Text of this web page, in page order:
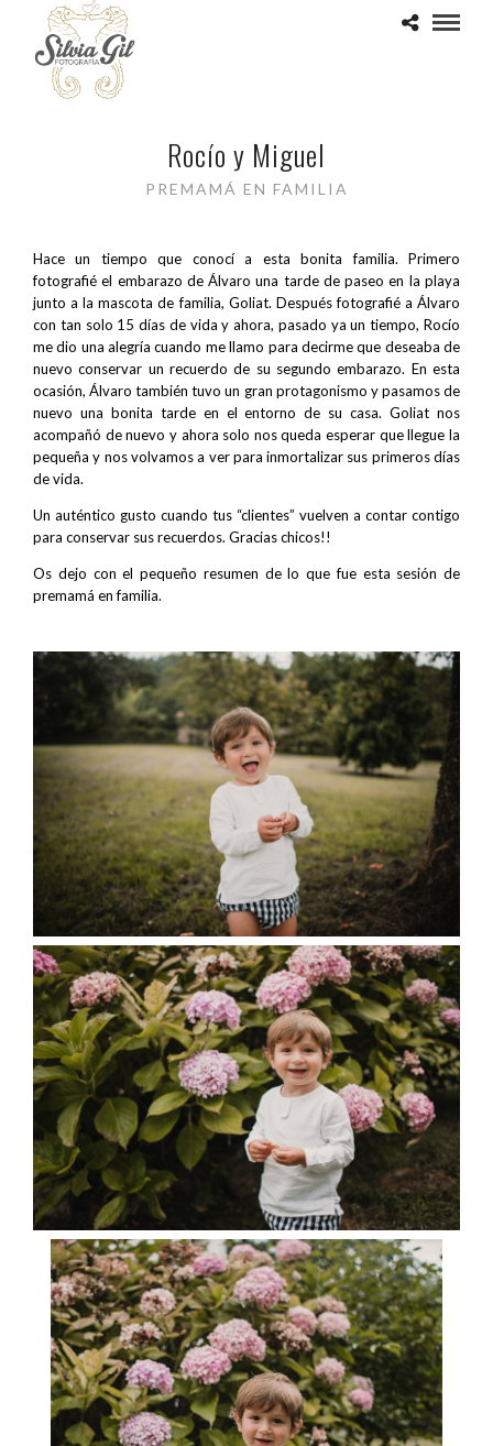
Rocío y Miguel
PREMAMÁ EN FAMILIA
Hace un tiempo que conocí a esta bonita familia. Primero
fotografié el embarazo de Álvaro una tarde de paseo en la playa
junto a la mascota de familia, Goliat. Después fotografié a Álvaro
con tan solo 15 días de vida y ahora, pasado ya un tiempo, Rocío
me dio una alegría cuando me llamo para decirme que deseaba de
nuevo conservar un recuerdo de su segundo embarazo. En esta
ocasión, Álvaro también tuvo un gran protagonismo y pasamos de
nuevo una bonita tarde en el entorno de su casa. Goliat nos
acompañó de nuevo y ahora solo nos queda esperar que llegue la
pequeña y nos volvamos a ver para inmortalizar sus primeros días
de vida.
Un auténtico gusto cuando tus “clientes” vuelven a contar contigo
para conservar sus recuerdos. Gracias chicos!!
Os dejo con el pequeño resumen de lo que fue esta sesión de
premamá en familia.